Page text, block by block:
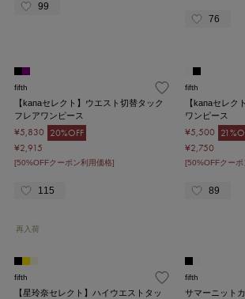
99
76
fifth
【kanaセレクト】ウエスト切替タック
フレアワンピース
¥5,830 20%OFF
¥2,915
[50%OFFクーポン利用価格]
115
fifth
【kanaセレク
ワンピース
¥5,500
¥2,750
[50%OFFクーポ
89
再入荷
fifth
【星玲奈セレクト】ハイウエストタッ
fifth
サマーニット